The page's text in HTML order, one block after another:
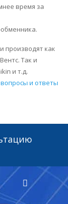
время за
производят как
Так и
и т.д.
и ответы